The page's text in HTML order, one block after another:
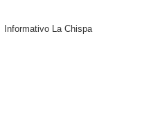
Informativo La Chispa